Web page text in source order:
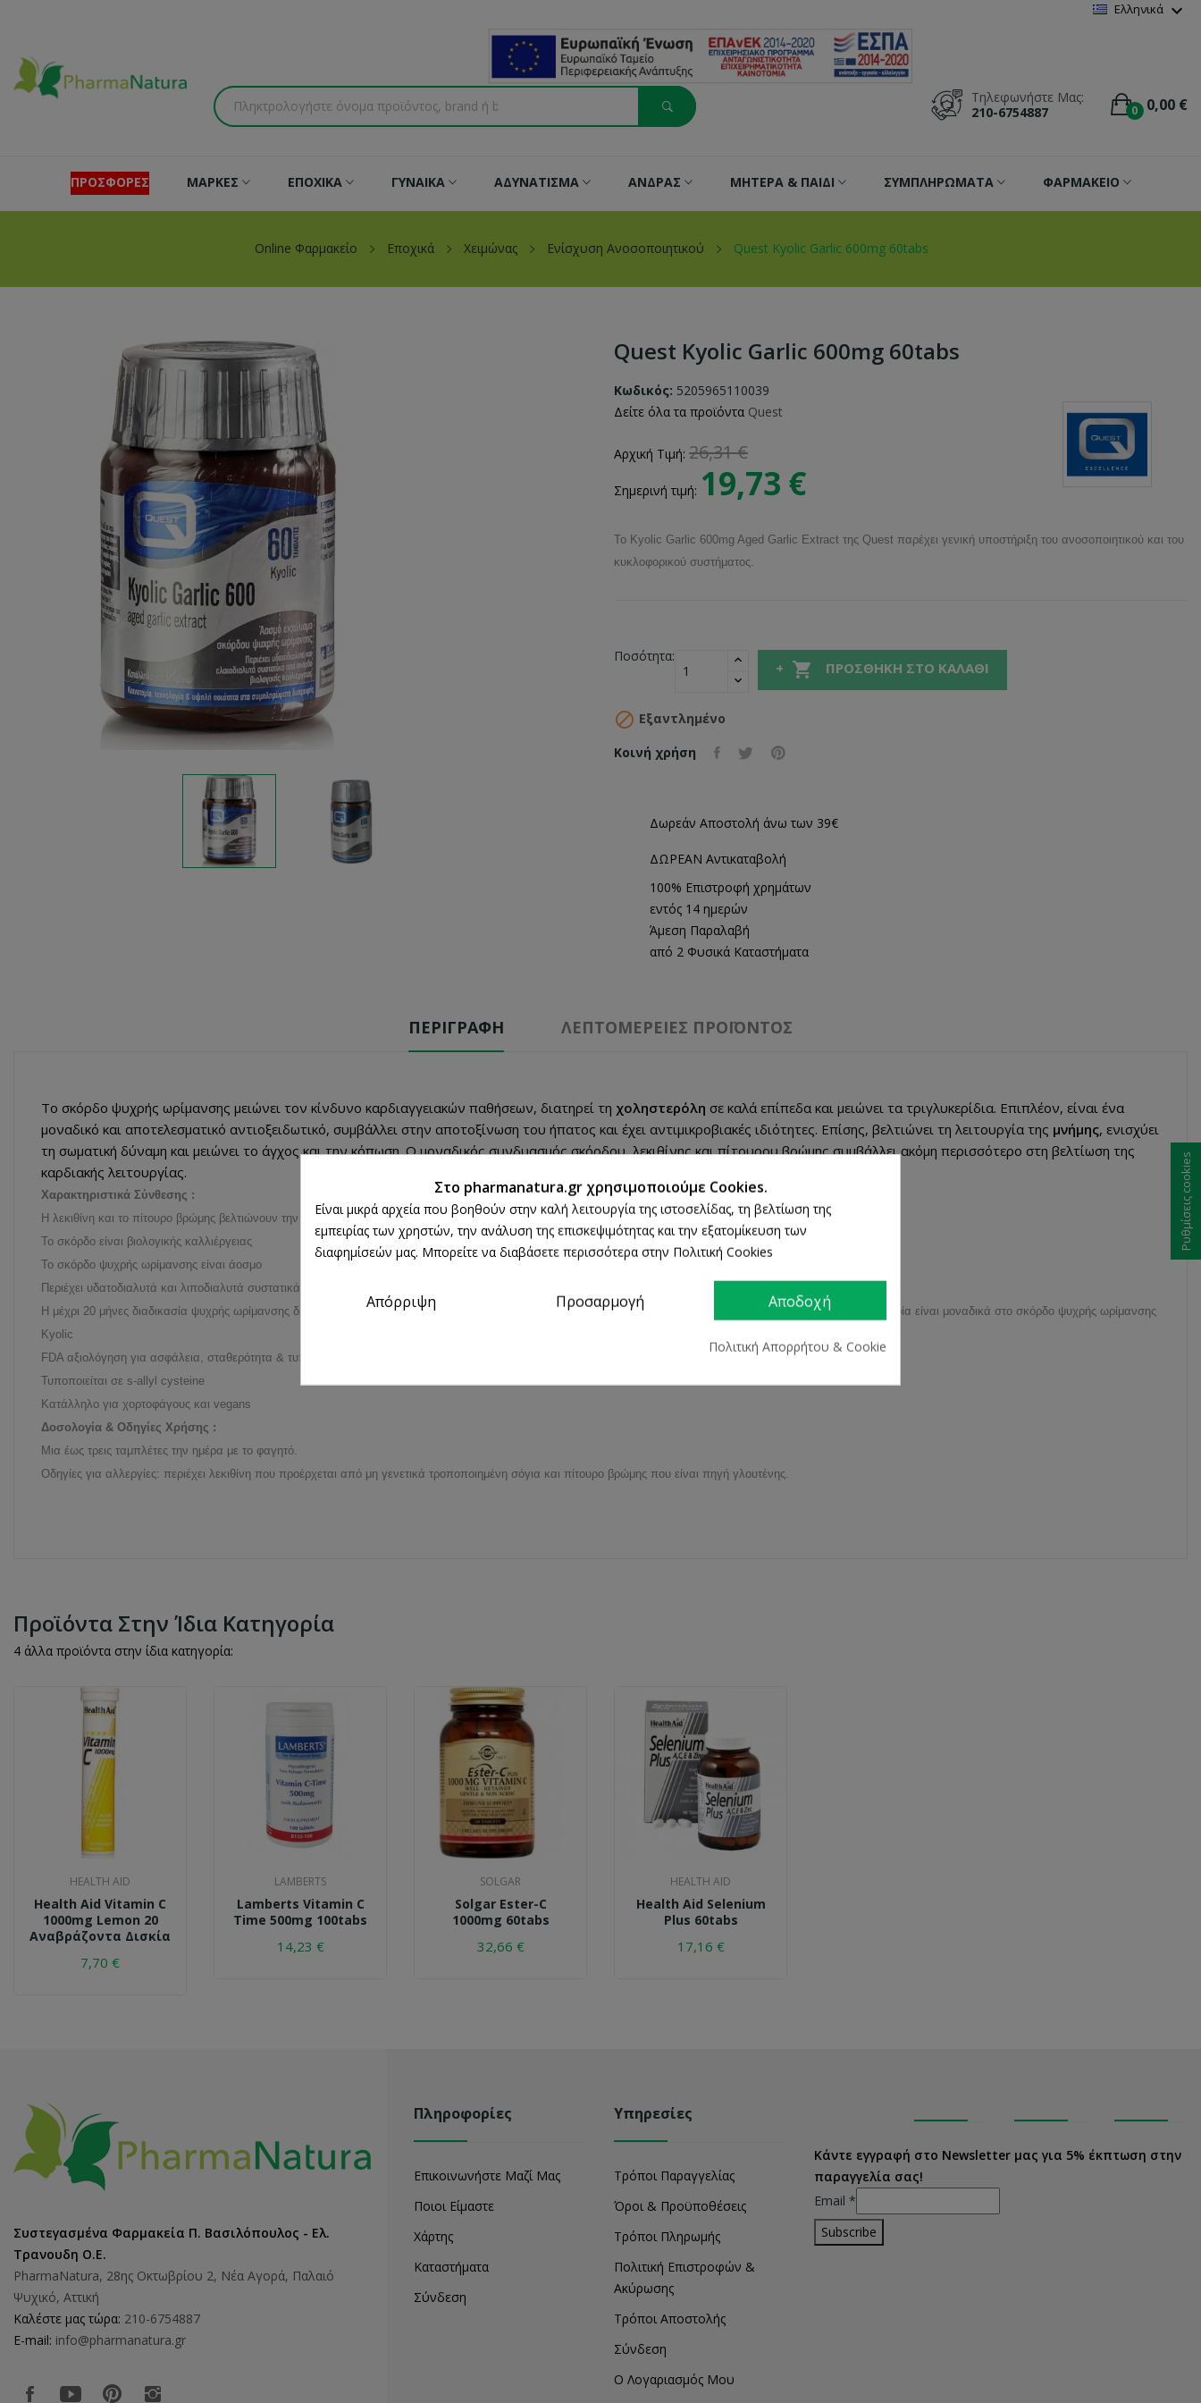
Ελληνικά expand_more
0 0,00 €
Τηλεφωνήστε Μας:
210-6754887
ΠΡΟΣΦΟΡΕΣ ΜΑΡΚΕΣ ΕΠΟΧΙΚΑ ΓΥΝΑΙΚΑ ΑΔΥΝΑΤΙΣΜΑ ΑΝΔΡΑΣ ΜΗΤΕΡΑ & ΠΑΙΔΙ ΣΥΜΠΛΗΡΩΜΑΤΑ ΦΑΡΜΑΚΕΙΟ
Online Φαρμακείο Εποχικά Χειμώνας Ενίσχυση Ανοσοποιητικού Quest Kyolic Garlic 600mg 60tabs
Quest Kyolic Garlic 600mg 60tabs
Κωδικός: 5205965110039
Δείτε όλα τα προϊόντα Quest
Αρχική Τιμή: 26,31 €
Σημερινή τιμή: 19,73 €
Το Kyolic Garlic 600mg Aged Garlic Extract της Quest παρέχει γενική υποστήριξη του ανοσοποιητικού και του
κυκλοφορικού συστήματος.
Ποσότητα:
 ΠΡΟΣΘΉΚΗ ΣΤΟ ΚΑΛΆΘΙ
 Εξαντλημένο
Κοινή χρήση
Δωρεάν Αποστολή άνω των 39€
ΔΩΡΕΑΝ Αντικαταβολή
100% Επιστροφή χρημάτων
εντός 14 ημερών
Άμεση Παραλαβή
από 2 Φυσικά Καταστήματα
ΠΕΡΙΓΡΑΦΉ ΛΕΠΤΟΜΈΡΕΙΕΣ ΠΡΟΪΌΝΤΟΣ
Το σκόρδο ψυχρής ωρίμανσης μειώνει τον κίνδυνο καρδιαγγειακών παθήσεων, διατηρεί τη χοληστερόλη σε καλά επίπεδα και μειώνει τα τριγλυκερίδια. Επιπλέον, είναι ένα
μοναδικό και αποτελεσματικό αντιοξειδωτικό, συμβάλλει στην αποτοξίνωση του ήπατος και έχει αντιμικροβιακές ιδιότητες. Επίσης, βελτιώνει τη λειτουργία της μνήμης, ενισχύει
τη σωματική δύναμη και μειώνει το άγχος και την κόπωση. Ο μοναδικός συνδυασμός σκόρδου, λεκιθίνης και πίτουρου βρώμης συμβάλλει ακόμη περισσότερο στη βελτίωση της
καρδιακής λειτουργίας.
Χαρακτηριστικά Σύνθεσης :
Η λεκιθίνη και το πίτουρο βρώμης βελτιώνουν την καρδιαγγειακή λειτουργία
Το σκόρδο είναι βιολογικής καλλιέργειας
Το σκόρδο ψυχρής ωρίμανσης είναι άοσμο
Περιέχει υδατοδιαλυτά και λιποδιαλυτά συστατικά
Η μέχρι 20 μήνες διαδικασία ψυχρής ωρίμανσης δίνει τη δυνατότητα να παραχθεί μια πληθώρα φυσικά παρουσιαζόμενων θρεπτικών συστατικών, πολλά από τα οποία είναι μοναδικά στο σκόρδο ψυχρής ωρίμανσης
Kyolic
FDA αξιολόγηση για ασφάλεια, σταθερότητα & τυποποίηση
Τυποποιείται σε s-allyl cysteine
Κατάλληλο για χορτοφάγους και vegans
Δοσολογία & Οδηγίες Χρήσης :
Μια έως τρεις ταμπλέτες την ημέρα με το φαγητό.
Οδηγίες για αλλεργίες: περιέχει λεκιθίνη που προέρχεται από μη γενετικά τροποποιημένη σόγια και πίτουρο βρώμης που είναι πηγή γλουτένης.
Προϊόντα Στην Ίδια Κατηγορία
4 άλλα προϊόντα στην ίδια κατηγορία:
HEALTH AID
Health Aid Vitamin C
1000mg Lemon 20
Αναβράζοντα Δισκία
7,70 €
LAMBERTS
Lamberts Vitamin C
Time 500mg 100tabs
14,23 €
SOLGAR
Solgar Ester-C
1000mg 60tabs
32,66 €
HEALTH AID
Health Aid Selenium
Plus 60tabs
17,16 €
Συστεγασμένα Φαρμακεία Π. Βασιλόπουλος - Ελ.
Τρανουδη Ο.Ε.
PharmaNatura, 28ης Οκτωβρίου 2, Νέα Αγορά, Παλαιό
Ψυχικό, Αττική
Καλέστε μας τώρα: 210-6754887
E-mail: info@pharmanatura.gr
Πληροφορίες
Επικοινωνήστε Μαζί Μας
Ποιοι Είμαστε
Χάρτης
Καταστήματα
Σύνδεση
Υπηρεσίες
Τρόποι Παραγγελίας
Όροι & Προϋποθέσεις
Τρόποι Πληρωμής
Πολιτική Επιστροφών &
Ακύρωσης
Τρόποι Αποστολής
Σύνδεση
Ο Λογαριασμός Μου
Κάντε εγγραφή στο Newsletter μας για 5% έκπτωση στην
παραγγελία σας!
Email *
Στο pharmanatura.gr χρησιμοποιούμε Cookies.
Είναι μικρά αρχεία που βοηθούν στην καλή λειτουργία της ιστοσελίδας, τη βελτίωση της
εμπειρίας των χρηστών, την ανάλυση της επισκεψιμότητας και την εξατομίκευση των
διαφημίσεών μας. Μπορείτε να διαβάσετε περισσότερα στην Πολιτική Cookies
Απόρριψη Προσαρμογή Αποδοχή
Πολιτική Απορρήτου & Cookie
Ρυθμίσεις cookies